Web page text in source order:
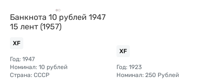
Банкнота 10 рублей 1947
15 лент (1957)
XF
Год: 1947
Номинал: 10 рублей
Страна: СССР
XF
Год: 1923
Номинал: 250 Рублей